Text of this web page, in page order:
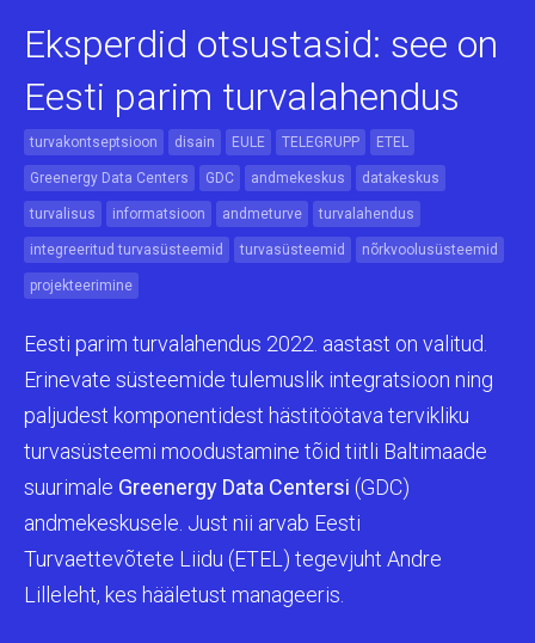
Eksperdid otsustasid: see on
Eesti parim turvalahendus
turvakontseptsioon disain EULE TELEGRUPP ETEL
Greenergy Data Centers GDC andmekeskus datakeskus
turvalisus informatsioon andmeturve turvalahendus
integreeritud turvasüsteemid turvasüsteemid nõrkvoolusüsteemid
projekteerimine
Eesti parim turvalahendus 2022. aastast on valitud.
Erinevate süsteemide tulemuslik integratsioon ning
paljudest komponentidest hästitöötava tervikliku
turvasüsteemi moodustamine tõid tiitli Baltimaade
suurimale Greenergy Data Centersi (GDC)
andmekeskusele. Just nii arvab Eesti
Turvaettevõtete Liidu (ETEL) tegevjuht Andre
Lilleleht, kes hääletust manageeris.